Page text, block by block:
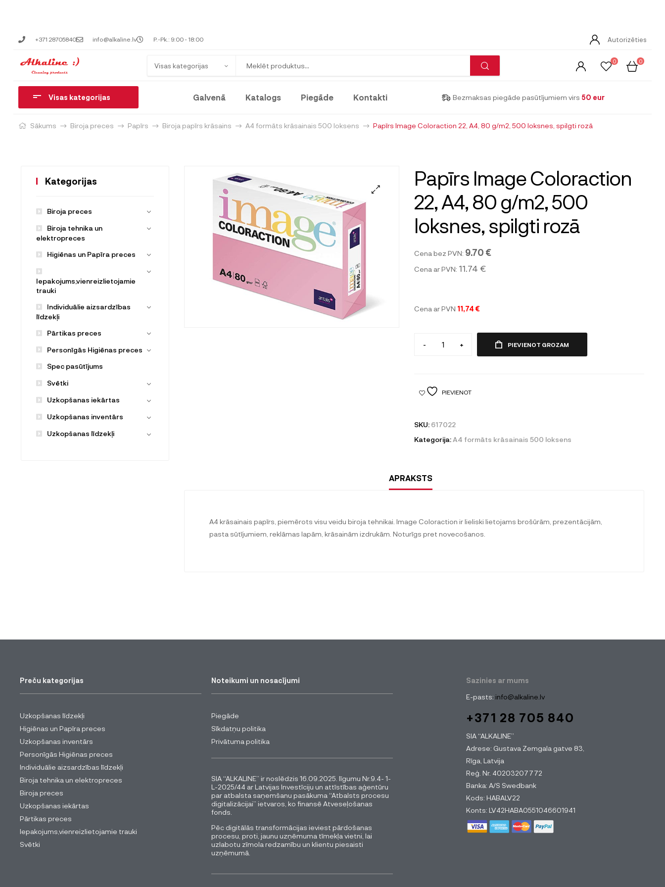
+371 28705840 info@alkaline.lv P.-Pk.: 9:00 - 18:00 Autorizēties
Visas kategorijas
0 0
Visas kategorijas Galvenā Katalogs Piegāde Kontakti Bezmaksas piegāde pasūtījumiem virs 50 eur
Sākums Biroja preces Papīrs Biroja papīrs krāsains A4 formāts krāsainais 500 loksens Papīrs Image Coloraction 22, A4, 80 g/m2, 500 loksnes, spilgti rozā
Papīrs Image Coloraction
22, A4, 80 g/m2, 500
loksnes, spilgti rozā
Cena bez PVN: 9.70 €
Cena ar PVN: 11.74 €
Cena ar PVN 11,74 €
- + PIEVIENOT GROZAM
PIEVIENOT
SKU: 617022
Kategorija:A4 formāts krāsainais 500 loksens
APRAKSTS
A4 krāsainais papīrs, piemērots visu veidu biroja tehnikai. Image Coloraction ir lieliski lietojams brošūrām, prezentācijām,
pasta sūtījumiem, reklāmas lapām, krāsainām izdrukām. Noturīgs pret novecošanos.
Kategorijas
Biroja preces
Biroja tehnika un
elektropreces
Higiēnas un Papīra preces
Iepakojums,vienreizlietojamie
trauki
Individuālie aizsardzības
līdzekļi
Pārtikas preces
Personīgās Higiēnas preces
Spec pasūtījums
Svētki
Uzkopšanas iekārtas
Uzkopšanas inventārs
Uzkopšanas līdzekļi
Preču kategorijas
Uzkopšanas līdzekļi
Higiēnas un Papīra preces
Uzkopšanas inventārs
Personīgās Higiēnas preces
Individuālie aizsardzības līdzekļi
Biroja tehnika un elektropreces
Biroja preces
Uzkopšanas iekārtas
Pārtikas preces
Iepakojums,vienreizlietojamie trauki
Svētki
Noteikumi un nosacījumi
Piegāde
Sīkdatņu politika
Privātuma politika
SIA “ALKALINE” ir noslēdzis 16.09.2025. līgumu Nr.9.4- 1-
L-2025/44 ar Latvijas Investīciju un attīstības aģentūru
par atbalsta saņemšanu pasākuma “Atbalsts procesu
digitalizācijai” ietvaros, ko finansē Atveseļošanas
fonds.
Pēc digitālās transformācijas ieviest pārdošanas
procesu, proti, jaunu uzņēmuma tīmekļa vietni, lai
uzlabotu zīmola redzamību un klientu piesaisti
uzņēmumā.
Sazinies ar mums
E-pasts: info@alkaline.lv
+371 28 705 840
SIA “ALKALINE”
Adrese: Gustava Zemgala gatve 83,
Rīga, Latvija
Reģ. Nr. 40203207772
Banka: A/S Swedbank
Kods: HABALV22
Konts: LV42HABA0551046601941